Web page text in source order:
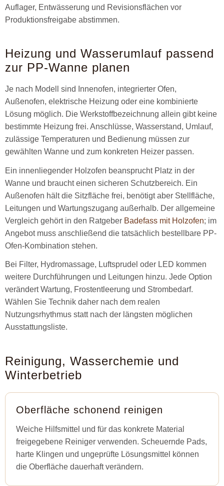
Auflager, Entwässerung und Revisionsflächen vor
Produktionsfreigabe abstimmen.
Heizung und Wasserumlauf passend
zur PP-Wanne planen
Je nach Modell sind Innenofen, integrierter Ofen,
Außenofen, elektrische Heizung oder eine kombinierte
Lösung möglich. Die Werkstoffbezeichnung allein gibt keine
bestimmte Heizung frei. Anschlüsse, Wasserstand, Umlauf,
zulässige Temperaturen und Bedienung müssen zur
gewählten Wanne und zum konkreten Heizer passen.
Ein innenliegender Holzofen beansprucht Platz in der
Wanne und braucht einen sicheren Schutzbereich. Ein
Außenofen hält die Sitzfläche frei, benötigt aber Stellfläche,
Leitungen und Wartungszugang außerhalb. Der allgemeine
Vergleich gehört in den Ratgeber Badefass mit Holzofen; im
Angebot muss anschließend die tatsächlich bestellbare PP-
Ofen-Kombination stehen.
Bei Filter, Hydromassage, Luftsprudel oder LED kommen
weitere Durchführungen und Leitungen hinzu. Jede Option
verändert Wartung, Frostentleerung und Strombedarf.
Wählen Sie Technik daher nach dem realen
Nutzungsrhythmus statt nach der längsten möglichen
Ausstattungsliste.
Reinigung, Wasserchemie und
Winterbetrieb
Oberfläche schonend reinigen
Weiche Hilfsmittel und für das konkrete Material
freigegebene Reiniger verwenden. Scheuernde Pads,
harte Klingen und ungeprüfte Lösungsmittel können
die Oberfläche dauerhaft verändern.